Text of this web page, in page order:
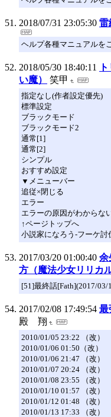
2018/07/31 23:05:30 雷
ヘルプ各種マニュアルを
2018/05/30 18:40:11
い魔）
笑甲
指定なし(作者設定優先)
標準設定
ブラックモード
ブラックモード2
通常[1]
通常[2]
シンプル
おすすめ設定
▼メニューバー
追従×閉じる
エラー
エラーの原因がわからな
↑ページトップへ
小説家になろう-フーケ討
2017/03/20 01:00:40 余
方（魔法少女リリカ
[51]最終話[Fath](2017/03/
2017/02/08 17:49:54 最
殿 翔
2010/01/05 23:22 （改）
2010/01/06 01:50（改）
2010/01/06 21:47 （改）
2010/01/07 20:24 （改）
2010/01/08 23:55 （改）
2010/01/10 01:57 （改）
2010/01/12 01:48 （改）
2010/01/13 17:33 （改）